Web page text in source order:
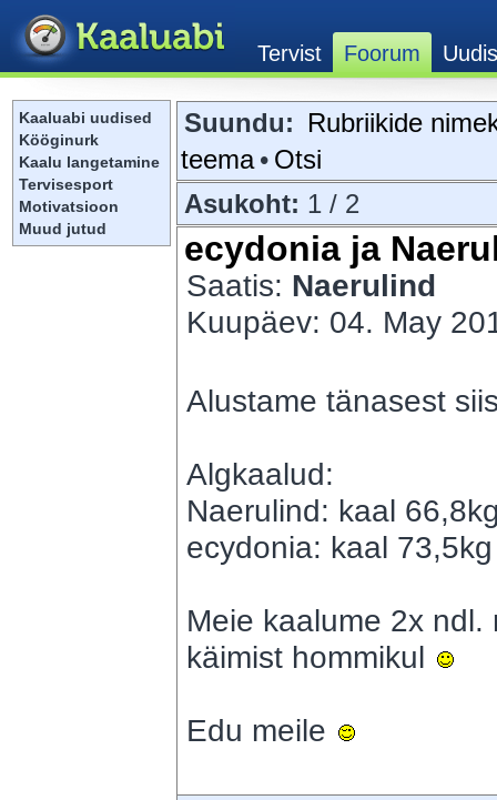
Kaaluabi uudised
Kööginurk
Kaalu langetamine
Tervisesport
Motivatsioon
Muud jutud
Suundu: Rubriikide
teema • Otsi
Asukoht: 1 / 2
ecydonia ja
Saatis: Naerulind
Kuupäev: 04. May
Alustame tänasest
Algkaalud:
Naerulind: kaal
ecydonia: kaal
Meie kaalume 2x
käimist hommikul
Edu meile